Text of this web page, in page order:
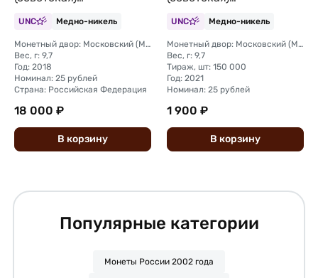
Погоди (цветная, в
блистере)
UNC Медно-никель
Монетный двор: Московский (ММД)
Вес, г: 9,7
Год: 2018
Номинал: 25 рублей
Страна: Российская Федерация
18 000 ₽
В корзину
цветные, в блистере
UNC Медно-никель
Монетный двор: Московский (ММД)
Вес, г: 9,7
Тираж, шт: 150 000
Год: 2021
Номинал: 25 рублей
1 900 ₽
В корзину
Популярные категории
Монеты России 2002 года